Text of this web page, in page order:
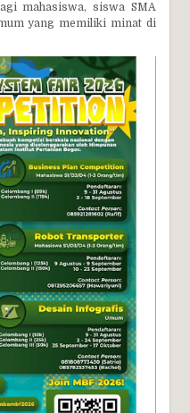
mahasiswa, siswa SMA
yang memiliki minat di